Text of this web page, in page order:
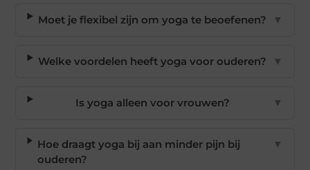
Moet je flexibel zijn om yoga te beoefenen? ▼
Welke voordelen heeft yoga voor ouderen? ▼
Is yoga alleen voor vrouwen? ▼
Hoe draagt yoga bij aan minder pijn bij
ouderen?
▼